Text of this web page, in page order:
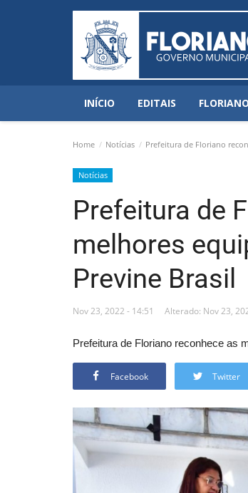
INÍCIO EDITAIS FLORIANO
Home Notícias Prefeitura de Floriano
Notícias
Prefeitura de
melhores
Previne Brasil
Nov 23, 2022 - 14:51 Alterado: Nov 23,
Prefeitura de Floriano reconhece as
Facebook Twitter